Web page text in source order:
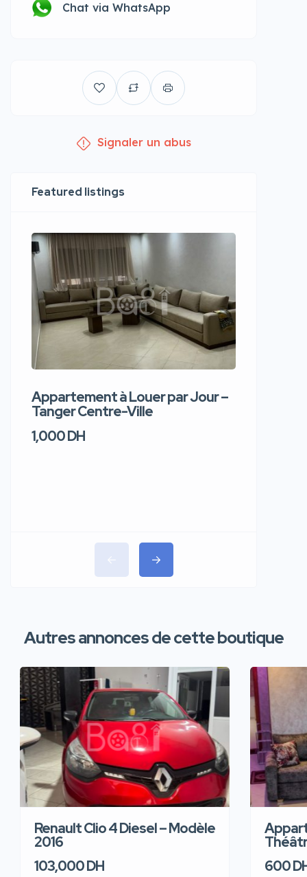
Chat via WhatsApp
Signaler un abus
Featured listings
Appartement à Louer par Jour –
Tanger Centre-Ville
1,000 DH
Autres annonces de cette boutique
Renault Clio 4 Diesel – Modèle
2016
103,000 DH
600